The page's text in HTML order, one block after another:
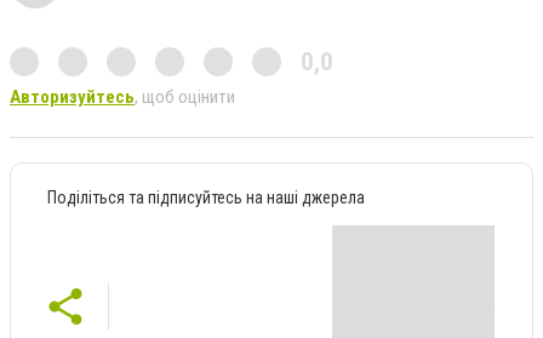
0,0
Авторизуйтесь, щоб оцінити
Поділіться та підписуйтесь на наші джерела